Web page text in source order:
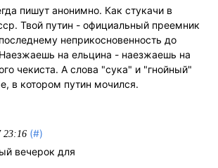
пишут анонимно. Как стукачи в
Твой путин - официальный преемник
неприкосновенность до
на ельцина - наезжаешь на
чекиста. А слова "сука" и "гнойный"
в котором путин мочился.
23:16 (#)
вечерок для